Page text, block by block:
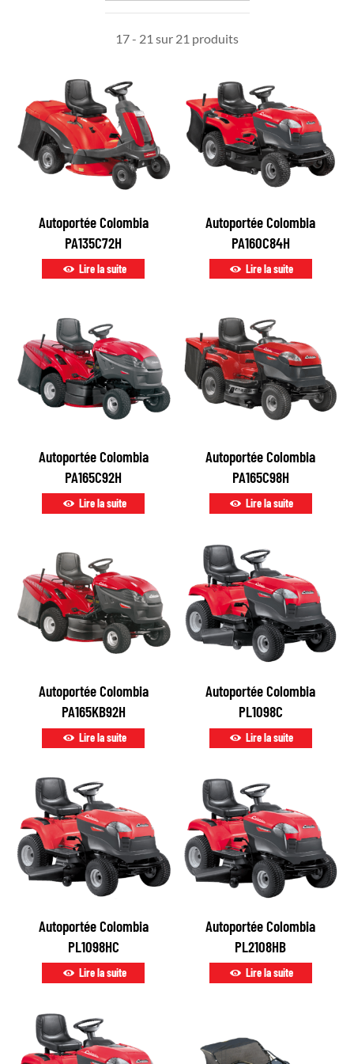
17 - 21 sur 21 produits
Autoportée Colombia
PA135C72H
Lire la suite
Autoportée Colombia
PA160C84H
Lire la suite
Autoportée Colombia
PA165C92H
Lire la suite
Autoportée Colombia
PA165C98H
Lire la suite
Autoportée Colombia
PA165KB92H
Lire la suite
Autoportée Colombia
PL1098C
Lire la suite
Autoportée Colombia
PL1098HC
Lire la suite
Autoportée Colombia
PL2108HB
Lire la suite